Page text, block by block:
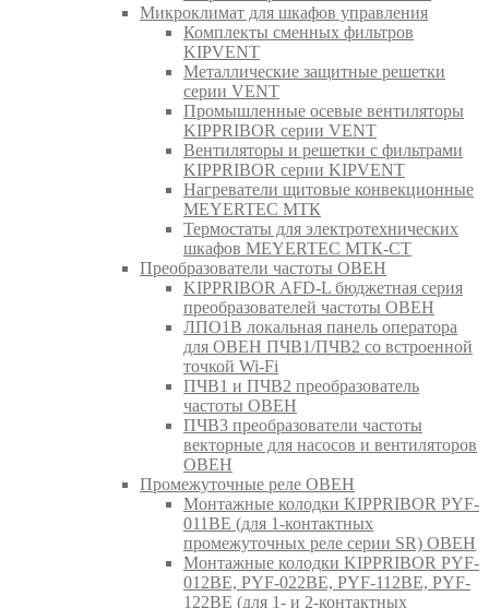
Микроклимат для шкафов управления
Комплекты сменных фильтров
KIPVENT
Металлические защитные решетки
серии VENT
Промышленные осевые вентиляторы
KIPPRIBOR серии VENT
Вентиляторы и решетки с фильтрами
KIPPRIBOR серии KIPVENT
Нагреватели щитовые конвекционные
MEYERTEC МТК
Термостаты для электротехнических
шкафов MEYERTEC МТК-СТ
Преобразователи частоты ОВЕН
KIPPRIBOR AFD-L бюджетная серия
преобразователей частоты ОВЕН
ЛПО1В локальная панель оператора
для ОВЕН ПЧВ1/ПЧВ2 со встроенной
точкой Wi-Fi
ПЧВ1 и ПЧВ2 преобразователь
частоты ОВЕН
ПЧВ3 преобразователи частоты
векторные для насосов и вентиляторов
ОВЕН
Промежуточные реле ОВЕН
Монтажные колодки KIPPRIBOR PYF-
011BE (для 1-контактных
промежуточных реле серии SR) ОВЕН
Монтажные колодки KIPPRIBOR PYF-
012BE, PYF-022BE, PYF-112BE, PYF-
122BE (для 1- и 2-контактных